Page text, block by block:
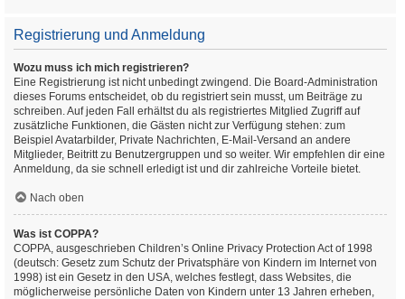
Registrierung und Anmeldung
Wozu muss ich mich registrieren?
Eine Registrierung ist nicht unbedingt zwingend. Die Board-Administration
dieses Forums entscheidet, ob du registriert sein musst, um Beiträge zu
schreiben. Auf jeden Fall erhältst du als registriertes Mitglied Zugriff auf
zusätzliche Funktionen, die Gästen nicht zur Verfügung stehen: zum
Beispiel Avatarbilder, Private Nachrichten, E-Mail-Versand an andere
Mitglieder, Beitritt zu Benutzergruppen und so weiter. Wir empfehlen dir eine
Anmeldung, da sie schnell erledigt ist und dir zahlreiche Vorteile bietet.
Nach oben
Was ist COPPA?
COPPA, ausgeschrieben Children’s Online Privacy Protection Act of 1998
(deutsch: Gesetz zum Schutz der Privatsphäre von Kindern im Internet von
1998) ist ein Gesetz in den USA, welches festlegt, dass Websites, die
möglicherweise persönliche Daten von Kindern unter 13 Jahren erheben,